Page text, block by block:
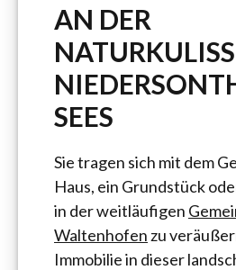
AN DER
SEES
Sie tragen sich mit dem
Haus, ein Grundstück
in der weitläufigen
Waltenhofen zu
Immobilie in dieser